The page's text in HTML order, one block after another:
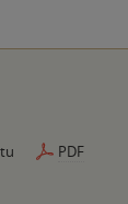
PDF